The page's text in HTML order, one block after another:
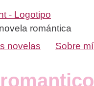
romántica
novelas Sobre mí